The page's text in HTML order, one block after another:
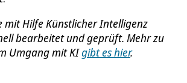
mit Hilfe Künstlicher Intelligenz
bearbeitet und geprüft. Mehr zu
Umgang mit KIgibt es hier.